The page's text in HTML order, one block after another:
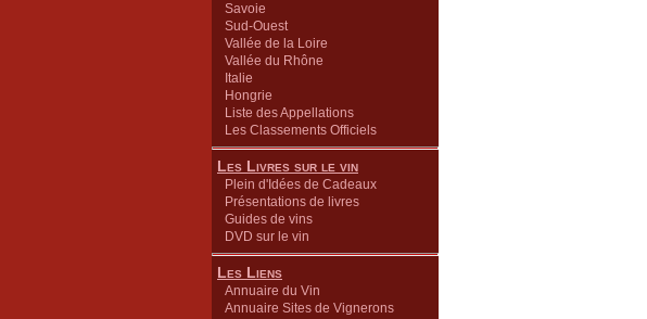
Savoie
Sud-Ouest
Vallée de la Loire
Vallée du Rhône
Italie
Hongrie
Liste des Appellations
Les Classements Officiels
Les Livres sur le vin
Plein d'Idées de Cadeaux
Présentations de livres
Guides de vins
DVD sur le vin
Les Liens
Annuaire du Vin
Annuaire Sites de Vignerons